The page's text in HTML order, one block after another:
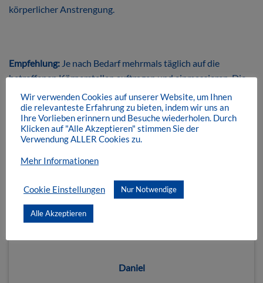
körperlicher Anstrengung.
Empfehlung: Je nach Bedarf mehrmals täglich auf die
betroffenen Körperstellen auftragen und einmassieren. Die
wohltuende Wirkung setzt sofort ein.
Inhalt:100 ml Gel
Mein Trainings-Must-Have und damit immer mit
dabei. Hilft mir bei der Regeneration nach einem
intensiven Training oder einem langen Tag. Zieht
super ein und kühlt angenehm. Ich empfehle es
Daniel
Wir verwenden Cookies auf unserer Website, um Ihnen
die relevanteste Erfahrung zu bieten, indem wir uns an
Ihre Vorlieben erinnern und Besuche wiederholen. Durch
Klicken auf "Alle Akzeptieren" stimmen Sie der
Verwendung ALLER Cookies zu.
Mehr Informationen
Cookie Einstellungen Nur Notwendige
Alle Akzeptieren